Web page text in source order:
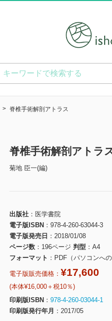
脊椎手術解剖アトラス
脊椎手術解剖アトラ
菊地 臣一(編)
出版社
医学書院
電子版ISBN
978-4-260-63044-3
電子版発売日
2018/01/08
ページ数
196ページ 判型
A4
フォーマット
PDF（パソコンへ
電子版販売価格： ¥17,600
(本体¥16,000＋税10％)
印刷版ISBN
978-4-260-03044-1
印刷版発行年月
2017/05